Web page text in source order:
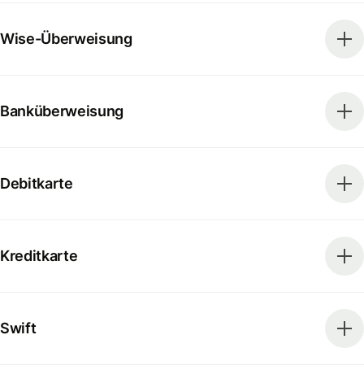
Wise-Überweisung
Banküberweisung
Debitkarte
Kreditkarte
Swift